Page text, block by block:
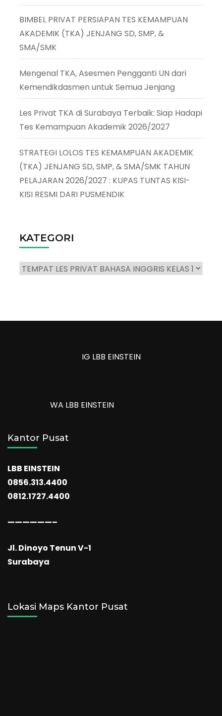
BIMBEL PRIVAT PERSIAPAN TES KEMAMPUAN
AKADEMIK (TKA) JENJANG SD, SMP, &
SMA/SMK
Mengenal TKA, Asesmen Pengganti UN dari
Kemendikdasmen untuk Semua Jenjang
Les Privat TKA di Surabaya Terbaik: Siap Hadapi
Tes Kemampuan Akademik 2026/2027
STRATEGI LOLOS TES KEMAMPUAN AKADEMIK
(TKA) JENJANG SD, SMP, & SMA/SMK TAHUN
PELAJARAN 2026/2027 : KUPAS TUNTAS KISI-
KISI RESMI DARI PUSMENDIK
KATEGORI
Kategori
IG LBB EINSTEIN
WA LBB EINSTEIN
Kantor Pusat
LBB EINSTEIN
0856.313.4400
0812.1727.4400
——————–
Jl. Dinoyo Tenun V-1
Surabaya
Lokasi Maps Kantor Pusat